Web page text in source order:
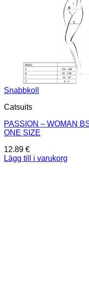
Snabbkoll
Catsuits
PASSION – WOMAN
ONE SIZE
12.89 €
Lägg till i varukorg